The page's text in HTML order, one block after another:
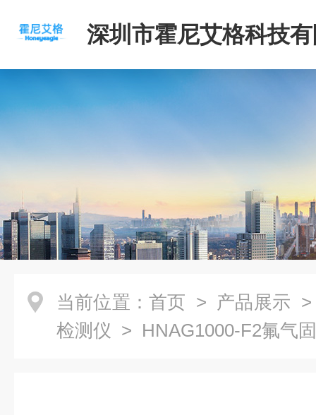
深圳市霍尼艾格科技
当前位置： 首页 > 产品展示
检测仪 > HNAG1000-F2氟气